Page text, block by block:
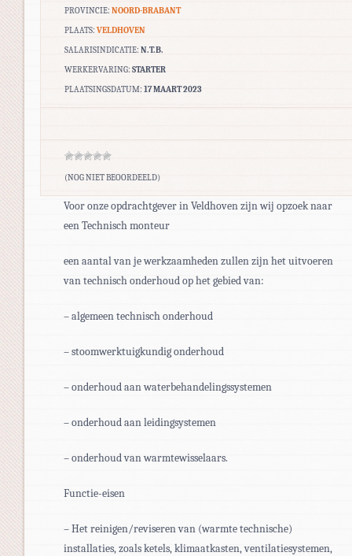
PROVINCIE: NOORD-BRABANT
PLAATS: VELDHOVEN
SALARISINDICATIE: N.T.B.
WERKERVARING: STARTER
PLAATSINGSDATUM: 17 MAART 2023
(NOG NIET BEOORDEELD)
Voor onze opdrachtgever in Veldhoven zijn wij opzoek naar
een Technisch monteur
een aantal van je werkzaamheden zullen zijn het uitvoeren
van technisch onderhoud op het gebied van:
– algemeen technisch onderhoud
– stoomwerktuigkundig onderhoud
– onderhoud aan waterbehandelingssystemen
– onderhoud aan leidingsystemen
– onderhoud van warmtewisselaars.
Functie-eisen
– Het reinigen/reviseren van (warmte technische)
installaties, zoals ketels, klimaatkasten, ventilatiesystemen,